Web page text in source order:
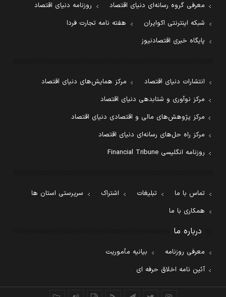
معرفی گروه رسانه‌ای دنیای اقتصاد
روزنامه دنیای اقتصاد
شبکه اینترنتی اکوایران
هفته نامه تجارت فردا
پایگاه خبری اقتصادنیوز
انتشارات دنیای اقتصاد
مرکز همایش‌های دنیای اقتصاد
مرکز نوآوری و شتابدهی دنیای اقتصاد
مرکز پژوهش‌های مالی و اقتصادی دنیای اقتصاد
مرکز راه حل‌های رسانه‌ای دنیای اقتصاد
روزنامه انگلیسی Financial Tribune
تماس با ما تبلیغات اشتراک
سرپرستی استان ها
همکاری با ما
درباره ما
معرفی روزنامه
بیانیه مأموریت
آئین نامه اخلاق حرفه ای